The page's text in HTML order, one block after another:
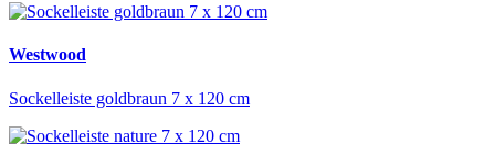
Westwood
Sockelleiste goldbraun 7 x 120 cm